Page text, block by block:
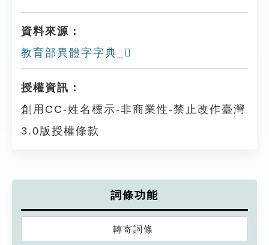
資料來源：
教育部異體字字典_𥍌
授權資訊：
創用CC-姓名標示-非商業性-禁止改作臺灣
3.0版授權條款
詞條功能
轉寄詞條